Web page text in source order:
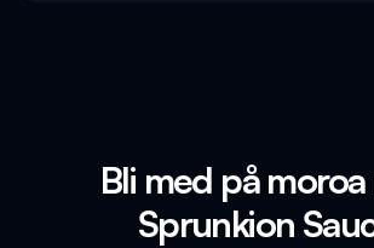
Bli med på
Sprunkion